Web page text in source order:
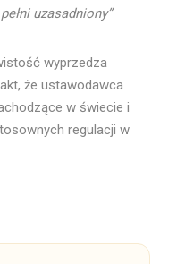
uzasadniony”
wyprzedza
że ustawodawca
w świecie i
regulacji w